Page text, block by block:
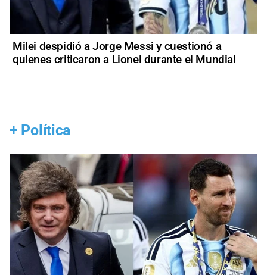
Milei despidió a Jorge Messi y cuestionó a
quienes criticaron a Lionel durante el Mundial
+ Política